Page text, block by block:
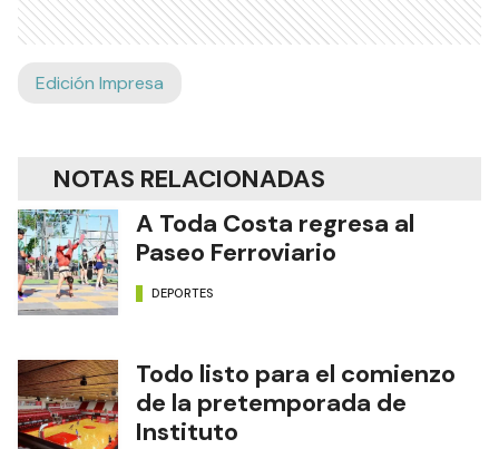
Edición Impresa
NOTAS RELACIONADAS
A Toda Costa regresa al
Paseo Ferroviario
DEPORTES
Todo listo para el comienzo
de la pretemporada de
Instituto